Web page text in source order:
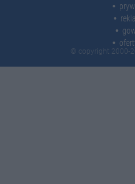
© copyright 2000-